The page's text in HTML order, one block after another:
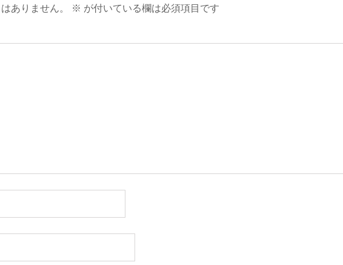
ありません。 ※ が付いている欄は必須項目です